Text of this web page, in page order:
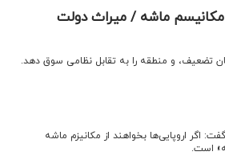
مکانیسم ماشه / میراث دولت
تضعیف، و منطقه را به تقابل نظامی سوق دهد.
اروپایی‌ها بخواهند از مکانیزم ماشه
است.